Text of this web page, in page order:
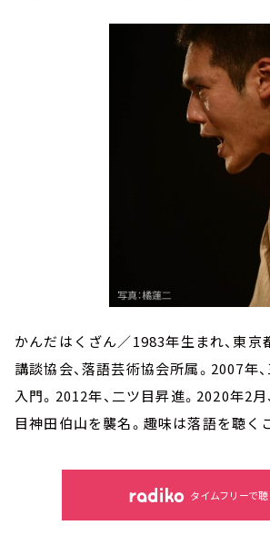
かんだはくざん／1983年生まれ、東京
講談協会、落語芸術協会所属。2007年
入門。2012年、二ツ目昇進。2020年2
目神田伯山を襲名。趣味は落語を聴く
タイムフリーで聴